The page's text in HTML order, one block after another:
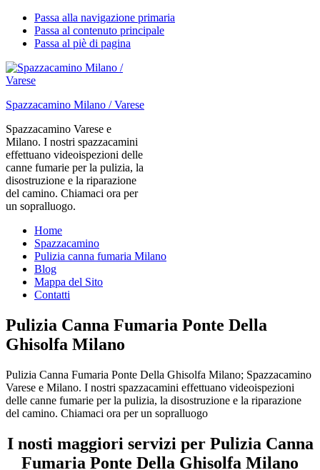
Passa alla navigazione primaria
Passa al contenuto principale
Passa al piè di pagina
Spazzacamino Milano / Varese
Spazzacamino Varese e
Milano. I nostri spazzacamini
effettuano videoispezioni delle
canne fumarie per la pulizia, la
disostruzione e la riparazione
del camino. Chiamaci ora per
un sopralluogo.
Home
Spazzacamino
Pulizia canna fumaria Milano
Blog
Mappa del Sito
Contatti
Pulizia Canna Fumaria Ponte Della
Ghisolfa Milano
Pulizia Canna Fumaria Ponte Della Ghisolfa Milano; Spazzacamino
Varese e Milano. I nostri spazzacamini effettuano videoispezioni
delle canne fumarie per la pulizia, la disostruzione e la riparazione
del camino. Chiamaci ora per un sopralluogo
I nosti maggiori servizi per Pulizia Canna
Fumaria Ponte Della Ghisolfa Milano